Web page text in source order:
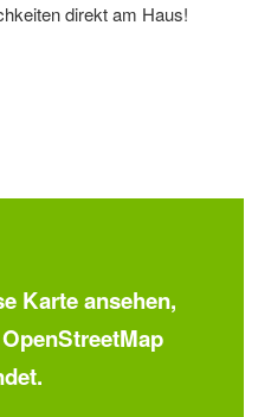
direkt am Haus!
Karte ansehen,